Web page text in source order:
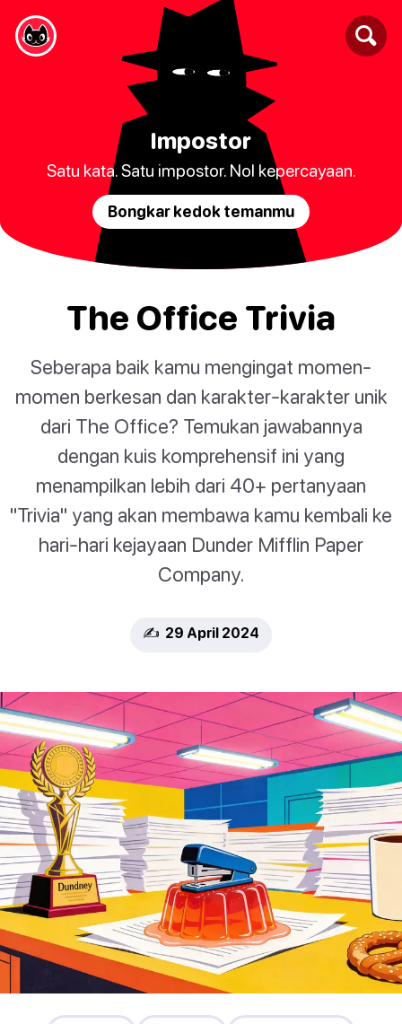
Impostor
Satu kata. Satu impostor. Nol kepercayaan.
Bongkar kedok temanmu
The Office Trivia
Seberapa baik kamu mengingat momen-
momen berkesan dan karakter-karakter unik
dari The Office? Temukan jawabannya
dengan kuis komprehensif ini yang
menampilkan lebih dari 40+ pertanyaan
"Trivia" yang akan membawa kamu kembali ke
hari-hari kejayaan Dunder Mifflin Paper
Company.
✍️ 29 April 2024